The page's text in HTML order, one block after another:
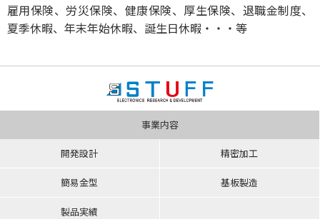
雇用保険、労災保険、健康保険、厚生保険、退職金制度、
夏季休暇、年末年始休暇、誕生日休暇・・・等
事業内容
開発設計 精密加工
簡易金型 基板製造
製品実績